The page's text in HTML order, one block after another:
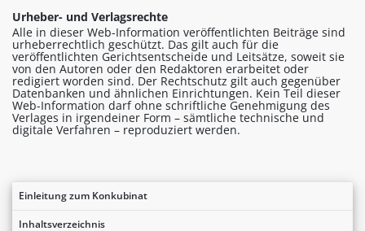
Einleitung zum Konkubinat
Inhaltsverzeichnis
Urheber- und Verlagsrechte
Alle in dieser Web-Information veröffentlichten Beiträge sind
urheberrechtlich geschützt. Das gilt auch für die
veröffentlichten Gerichtsentscheide und Leitsätze, soweit sie
von den Autoren oder den Redaktoren erarbeitet oder
redigiert worden sind. Der Rechtschutz gilt auch gegenüber
Datenbanken und ähnlichen Einrichtungen. Kein Teil dieser
Web-Information darf ohne schriftliche Genehmigung des
Verlages in irgendeiner Form – sämtliche technische und
digitale Verfahren – reproduziert werden.